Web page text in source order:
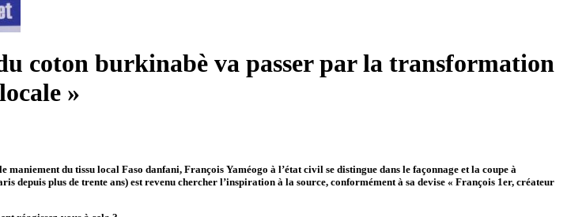
coton burkinabè va passer par la transformation
locale »
du tissu local Faso danfani, François Yaméogo à l’état civil se distingue dans le façonnage et la coupe à
depuis plus de trente ans) est revenu chercher l’inspiration à la source, conformément à sa devise « François 1er, créateur